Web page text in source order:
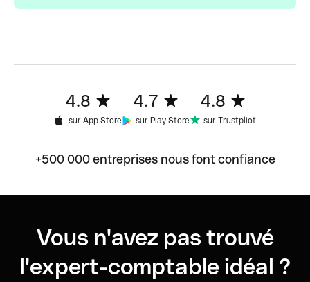
4.8
sur App Store
4.7
sur Play Store
4.8
sur Trustpilot
+500 000 entreprises nous font confiance
Vous n'avez pas trouvé
l'expert-comptable idéal ?